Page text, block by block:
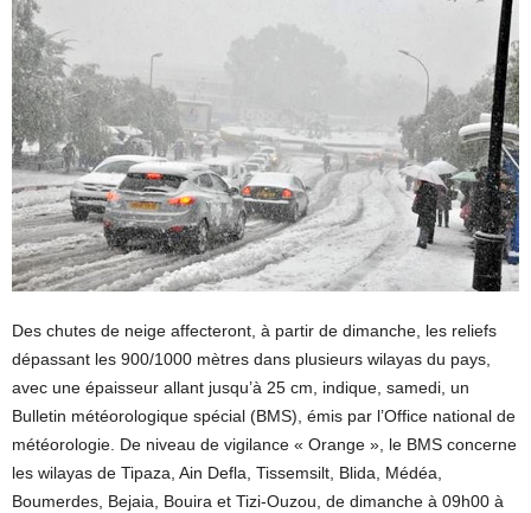
Des chutes de neige affecteront, à partir de dimanche, les reliefs
dépassant les 900/1000 mètres dans plusieurs wilayas du pays,
avec une épaisseur allant jusqu’à 25 cm, indique, samedi, un
Bulletin météorologique spécial (BMS), émis par l’Office national de
météorologie. De niveau de vigilance « Orange », le BMS concerne
les wilayas de Tipaza, Ain Defla, Tissemsilt, Blida, Médéa,
Boumerdes, Bejaia, Bouira et Tizi-Ouzou, de dimanche à 09h00 à